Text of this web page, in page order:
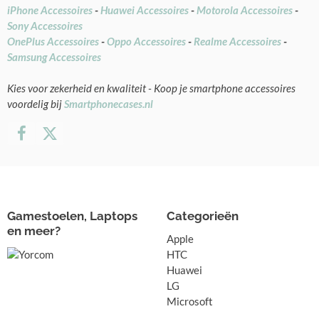
iPhone Accessoires-Huawei Accessoires-Motorola Accessoires-
Sony Accessoires
OnePlus Accessoires-Oppo Accessoires- Realme Accessoires-
Samsung Accessoires
Kies voor zekerheid en kwaliteit - Koop je smartphone accessoires
voordelig bijSmartphonecases.nl
Categorieën
Apple
HTC
Huawei
LG
Microsoft
Gamestoelen, Laptops
en meer?